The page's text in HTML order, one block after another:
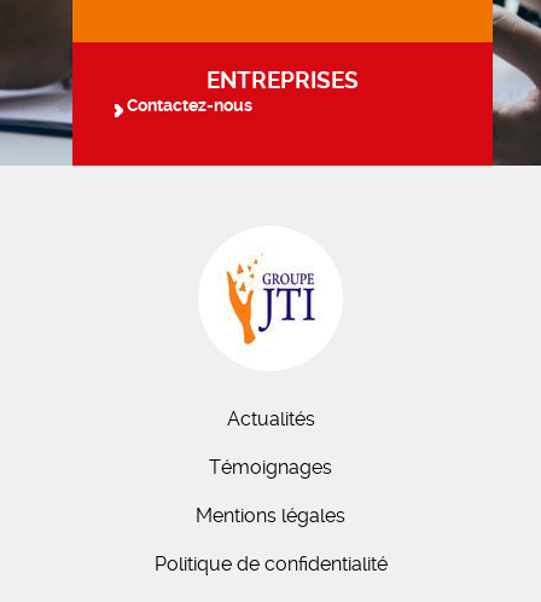
ENTREPRISES
Contactez-nous
Actualités
Témoignages
Mentions légales
Politique de confidentialité